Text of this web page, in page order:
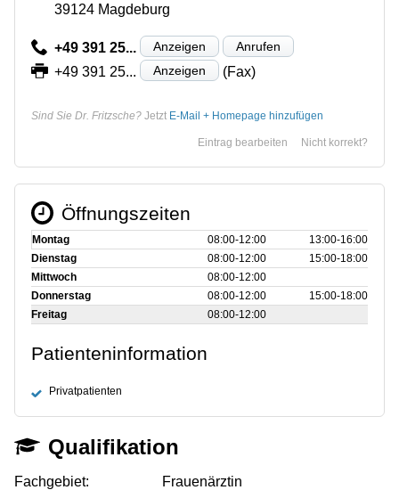
39124 Magdeburg
+49 391 25... Anzeigen Anrufen
+49 391 25... Anzeigen (Fax)
Sind Sie Dr. Fritzsche? Jetzt E-Mail + Homepage hinzufügen
Nicht korrekt?
Eintrag bearbeiten
Öffnungszeiten
Montag 08:00‑12:00
13:00‑16:00
Dienstag
08:00‑12:00
15:00‑18:00
Mittwoch
08:00‑12:00
Donnerstag
08:00‑12:00
15:00‑18:00
Freitag
08:00‑12:00
Patienteninformation
Privatpatienten
Qualifikation
Fachgebiet:
Frauenärztin